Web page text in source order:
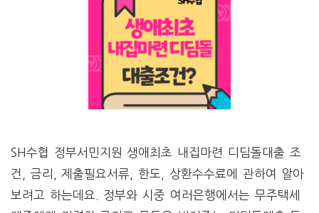
SH수협 정부서민지원 생애최초 내집마련 디딤돌대출 조
건, 금리, 제출필요서류, 한도, 상환수수료에 관하여 알아
보려고 하는데요. 정부와 시중 여러은행에서는 무주택세